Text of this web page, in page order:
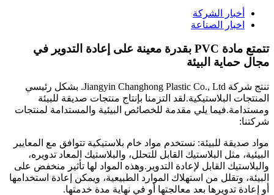
أخبار الشركة
اخبار الصناعة
تتمتع مادة PVC بقدرة معينة على إعادة التدوير في
مجال حماية البيئة
تنتج شركة Jiangyin Changhong Plastic Co., Ltd. بشكل رئيسي
المنتجات البلاستيكية.لقد التزمنا بإنتاج منتجات صديقة للبيئة
ومستدامة.فيما يلي مقدمة للخصائص البيئية والمستدامة لمنتجات
شركتنا:
مواد صديقة للبيئة: نستخدم مواد خام بلاستيكية تتوافق مع المعايير
البيئية، مثل البلاستيك القابل للتحلل، والبلاستيك المعاد تدويره،
والبلاستيك القابل لإعادة التدوير.وهذه المواد لها تأثير منخفض على
البيئة، وتقلل من استهلاك الموارد الطبيعية، ويمكن إعادة استخدامها
أو إعادة تدويرها بعد معالجتها أو في نهاية مدة خدمتها.